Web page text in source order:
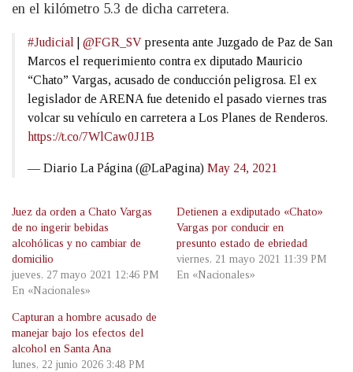
en el kilómetro 5.3 de dicha carretera.
#Judicial @FGR_SV presenta ante Juzgado de Paz de San
Marcos el requerimiento contra ex diputado Mauricio
“Chato” Vargas, acusado de conducción peligrosa. El ex
legislador de ARENA fue detenido el pasado viernes tras
volcar su vehículo en carretera a Los Planes de Renderos.
https://t.co/7WlCaw0J1B
— Diario La Página (@LaPagina) May 24, 2021
Juez da orden a Chato Vargas
de no ingerir bebidas
alcohólicas y no cambiar de
domicilio
jueves, 27 mayo 2021 12:46 PM
En «Nacionales»
Detienen a exdiputado «Chato»
Vargas por conducir en
presunto estado de ebriedad
viernes, 21 mayo 2021 11:39 PM
En «Nacionales»
Capturan a hombre acusado de
manejar bajo los efectos del
alcohol en Santa Ana
lunes, 22 junio 2026 3:48 PM